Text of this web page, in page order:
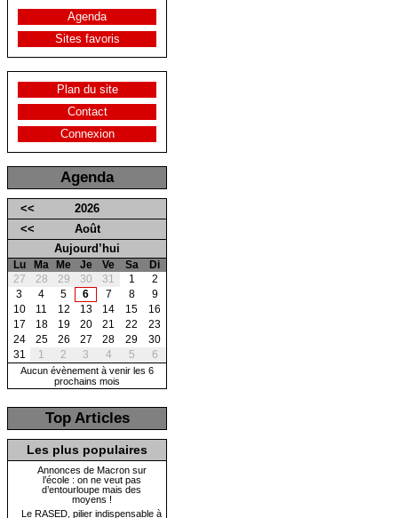
Agenda
Sites favoris
Plan du site
Contact
Connexion
Agenda
<<
2026
<<
Août
Aujourd’hui
Lu Ma Me Je Ve Sa
Di
27
28 29 30 31 1
2
3
4 5 6 7 8
9
10
11 12 13 14 15
16
17
18 19 20 21 22
23
24
25 26 27 28 29
30
31
1 2 3 4 5 6
Aucun évènement à venir les 6
prochains mois
Top Articles
Les plus populaires
Annonces de Macron sur
l’école : on ne veut pas
d’entourloupe mais des
moyens !
Le RASED, pilier indispensable à